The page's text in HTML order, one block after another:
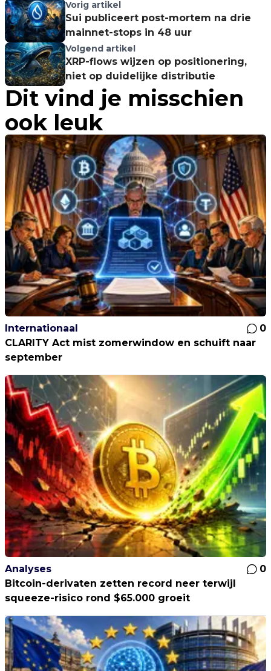
Vorig artikel
Sui publiceert post-mortem na drie
mainnet-stops in 48 uur
Volgend artikel
XRP-flows wijzen op positionering,
niet op duidelijke distributie
Dit vind je misschien
ook leuk
Internationaal
0
CLARITY Act mist zomerwindow en schuift naar
september
Analyses
0
Bitcoin-derivaten zetten record neer terwijl
squeeze-risico rond $65.000 groeit